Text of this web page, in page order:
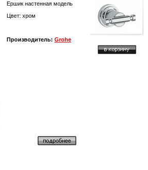
Ершик настенная модель
Цвет: хром
Производитель: Grohe